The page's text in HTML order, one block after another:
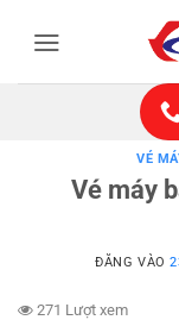
VÉ
Vé máy
ĐĂNG VÀO
271 Lượt xem